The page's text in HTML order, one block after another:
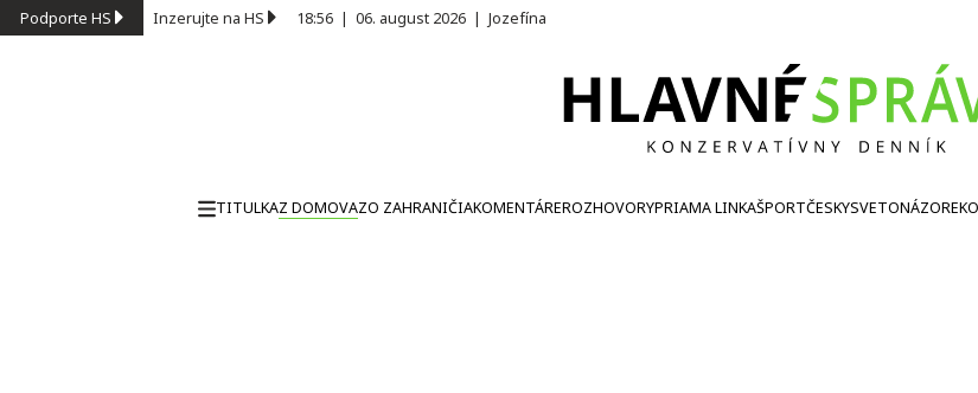
Podporte HS Inzerujte na HS 18:56 | 06. august 2026 | Jozefína
TITULKAZ DOMOVAZO ZAHRANIČIAKOMENTÁREROZHOVORYPRIAMA LINKAŠPORTČESKYSVETONÁZOR